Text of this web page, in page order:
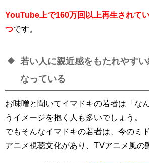
YouTube上で160万回以上再生されて
つです。
若い人に親近感をもたれやす
なっている
お味噌と聞いてイマドキの若者は「な
うイメージを抱く人も多いでしょう。
でもそんなイマドキの若者は、今のミ
アニメ視聴文化があり、TVアニメ風の